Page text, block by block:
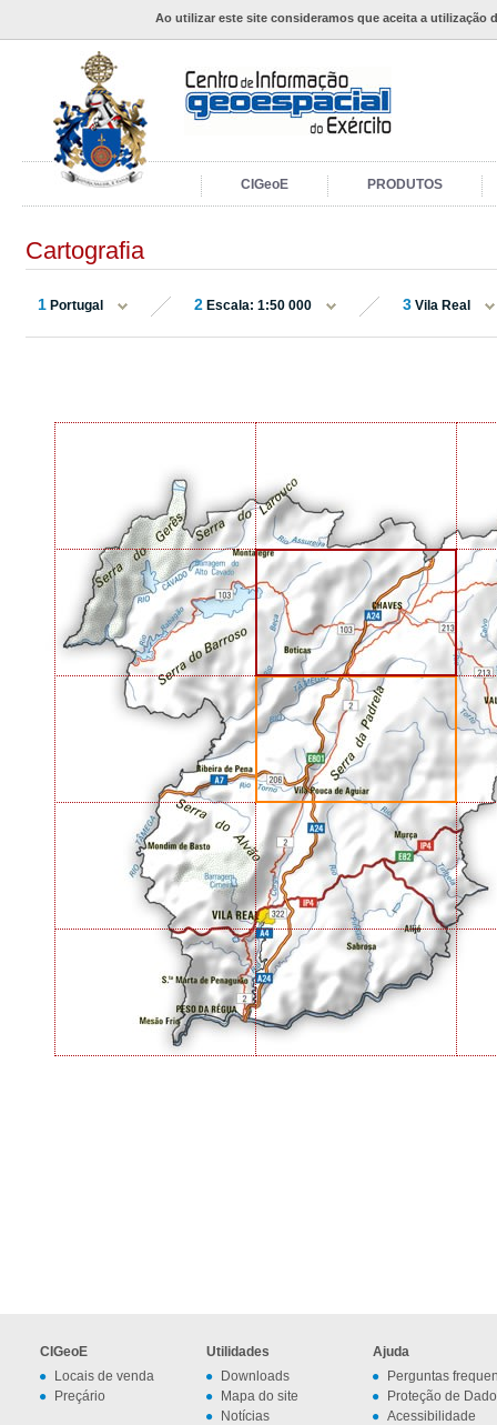
Ao utilizar este site consideramos que aceita a utilização
CIGeoE PRODUTOS
Cartografia
1 Portugal 2 Escala: 1:50 000 3 Vila Real
CIGeoE
Locais de venda
Preçário
Utilidades
Downloads
Mapa do site
Notícias
Ajuda
Perguntas
Proteção de
Acessibilidade